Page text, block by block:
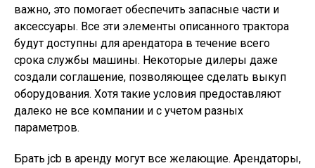
важно, это помогает обеспечить запасные части и
аксессуары. Все эти элементы описанного трактора
будут доступны для арендатора в течение всего
срока службы машины. Некоторые дилеры даже
создали соглашение, позволяющее сделать выкуп
оборудования. Хотя такие условия предоставляют
далеко не все компании и с учетом разных
параметров.
Брать jcb в аренду могут все желающие. Арендаторы,